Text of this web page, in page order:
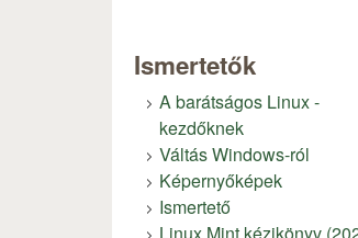
Ismertetők
A barátságos Linux -
kezdőknek
Váltás Windows-ról
Képernyőképek
Ismertető
Linux Mint kézikönyv